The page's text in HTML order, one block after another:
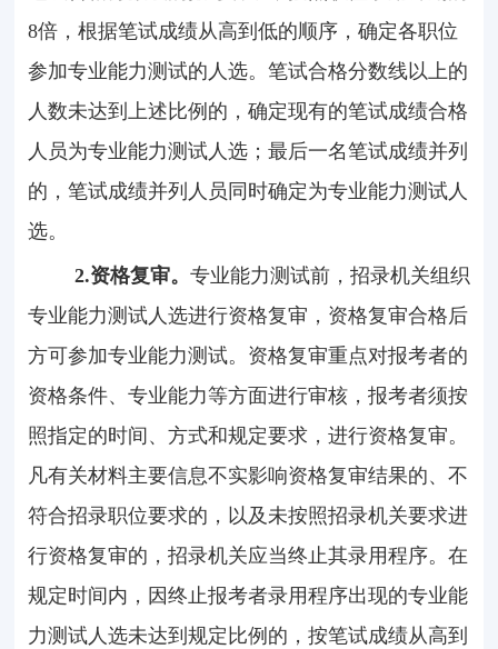
8倍，根据笔试成绩从高到低的顺序，确定各职位
参加专业能力测试的人选。笔试合格分数线以上的
人数未达到上述比例的，确定现有的笔试成绩合格
人员为专业能力测试人选；最后一名笔试成绩并列
的，笔试成绩并列人员同时确定为专业能力测试人
选。
2.资格复审。专业能力测试前，招录机关组织
专业能力测试人选进行资格复审，资格复审合格后
方可参加专业能力测试。资格复审重点对报考者的
资格条件、专业能力等方面进行审核，报考者须按
照指定的时间、方式和规定要求，进行资格复审。
凡有关材料主要信息不实影响资格复审结果的、不
符合招录职位要求的，以及未按照招录机关要求进
行资格复审的，招录机关应当终止其录用程序。在
规定时间内，因终止报考者录用程序出现的专业能
力测试人选未达到规定比例的，按笔试成绩从高到